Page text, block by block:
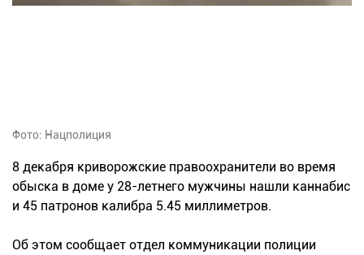
Фото: Нацполиция
8 декабря криворожские правоохранители во время
обыска в доме у 28-летнего мужчины нашли каннабис
и 45 патронов калибра 5.45 миллиметров.
Об этом сообщает отдел коммуникации полиции